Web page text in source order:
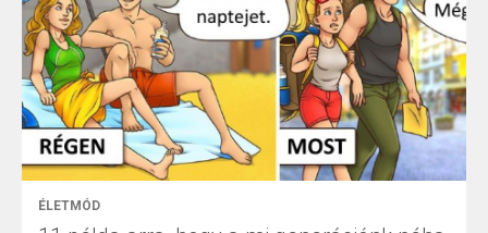
ÉLETMÓD